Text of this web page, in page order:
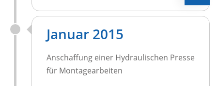
Januar 2015
Anschaffung einer Hydraulischen Presse
für Montagearbeiten